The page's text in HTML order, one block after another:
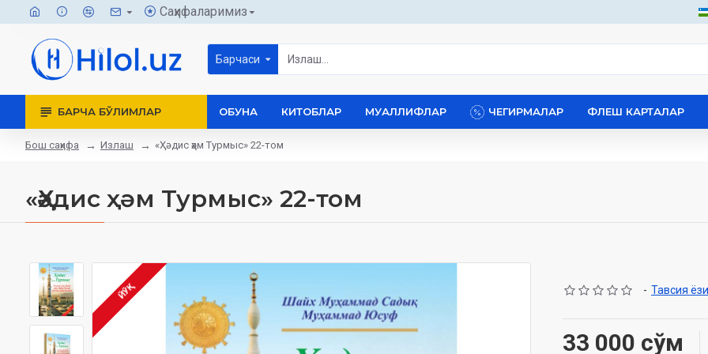
Саҳифаларимиз
Барчаси
БАРЧА БЎЛИМЛАР ОБУНА КИТОБЛАР МУАЛЛИФЛАР ЧЕГИРМАЛАР ФЛЕШ КАРТАЛАР
Бош саҳифа Излаш «Ҳәдис ҳәм Турмыс» 22-том
«Ҳәдис ҳәм Турмыс» 22-том
ЙЎҚ - Тавсия
33 000 сўм